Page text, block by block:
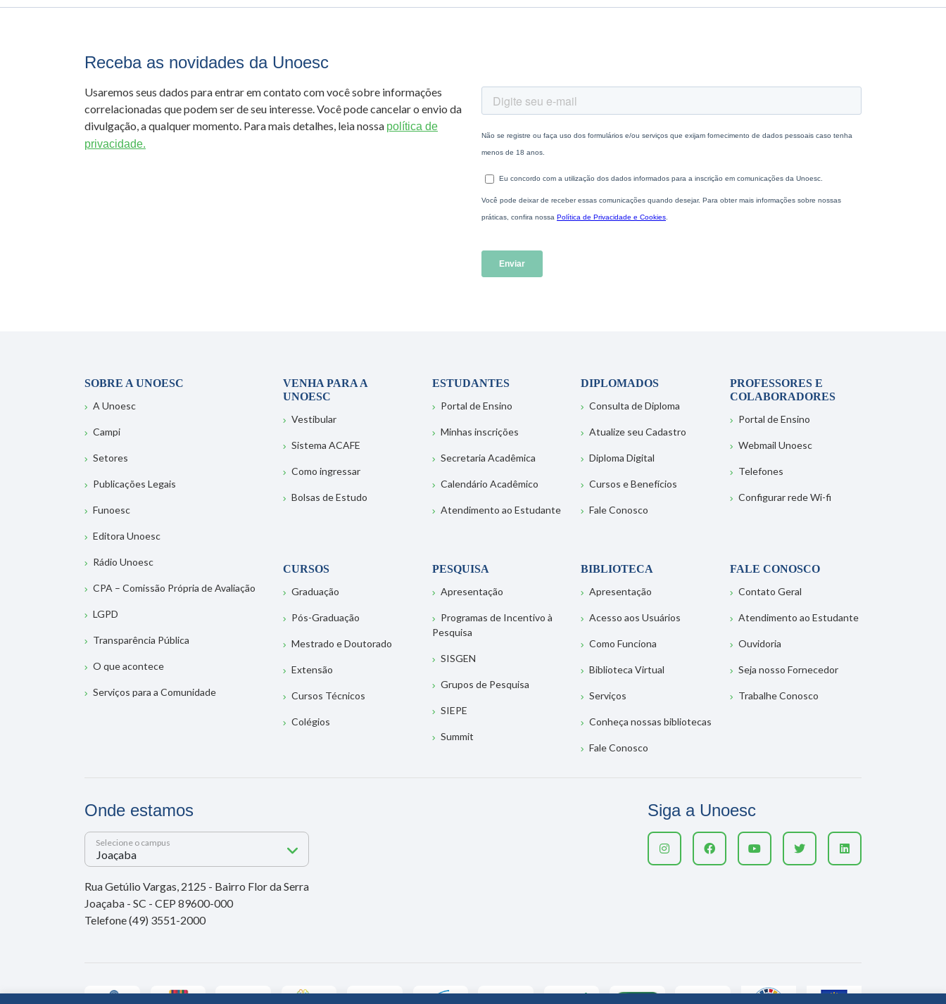
Receba as novidades da Unoesc
Usaremos seus dados para entrar em contato com você sobre informações
correlacionadas que podem ser de seu interesse. Você pode cancelar o envio da
divulgação, a qualquer momento. Para mais detalhes, leia nossa política de
privacidade.
SOBRE A UNOESC
A Unoesc
Campi
Setores
Publicações Legais
Funoesc
Editora Unoesc
Rádio Unoesc
CPA – Comissão Própria de Avaliação
LGPD
Transparência Pública
O que acontece
Serviços para a Comunidade
VENHA PARA A
UNOESC
Vestibular
Sistema ACAFE
Como ingressar
Bolsas de Estudo
ESTUDANTES
Portal de Ensino
Minhas inscrições
Secretaria Acadêmica
Calendário Acadêmico
Atendimento ao Estudante
DIPLOMADOS
Consulta de Diploma
Atualize seu Cadastro
Diploma Digital
Cursos e Benefícios
Fale Conosco
PROFESSORES E
COLABORADORES
Portal de Ensino
Webmail Unoesc
Telefones
Configurar rede Wi-fi
CURSOS
Graduação
Pós-Graduação
Mestrado e Doutorado
Extensão
Cursos Técnicos
Colégios
PESQUISA
Apresentação
Programas de Incentivo à
Pesquisa
SISGEN
Grupos de Pesquisa
SIEPE
Summit
BIBLIOTECA
Apresentação
Acesso aos Usuários
Como Funciona
Biblioteca Virtual
Serviços
Conheça nossas bibliotecas
Fale Conosco
FALE CONOSCO
Contato Geral
Atendimento ao Estudante
Ouvidoria
Seja nosso Fornecedor
Trabalhe Conosco
Onde estamos
Selecione o campus
Rua Getúlio Vargas, 2125 - Bairro Flor da Serra
Joaçaba - SC - CEP 89600-000
Telefone (49) 3551-2000
Siga a Unoesc